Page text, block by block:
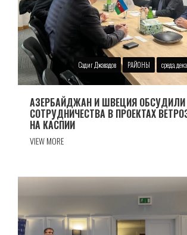
Садиг Джавадов РАЙОНЫ среда,
АЗЕРБАЙДЖАН И ШВЕЦИЯ
СОТРУДНИЧЕСТВА В ПРОЕКТАХ
НА КАСПИИ
VIEW MORE